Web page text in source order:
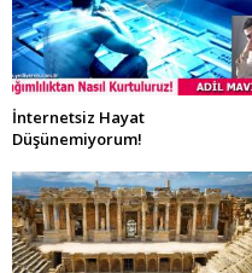
İnternetsiz Hayat
Düşünemiyorum!